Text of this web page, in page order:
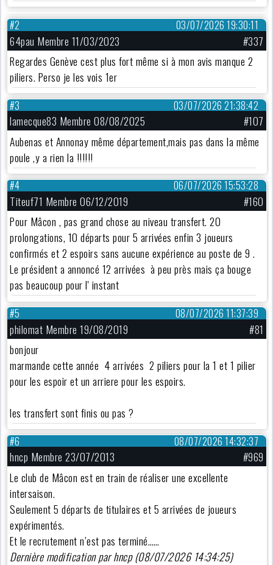
03/07/2026 19:30:11
#2
64pau Membre 11/03/2023
#337
Regardes Genève cest plus fort même si à mon avis manque 2
piliers. Perso je les vois 1er
03/07/2026 21:38:42
#3
lamecque83 Membre 08/08/2025
#107
Aubenas et Annonay même département,mais pas dans la même
poule ,y a rien la !!!!!!
06/07/2026 15:53:28
#4
Titeuf71 Membre 06/12/2019
#160
Pour Mâcon , pas grand chose au niveau transfert. 20
prolongations, 10 départs pour 5 arrivées enfin 3 joueurs
confirmés et 2 espoirs sans aucune expérience au poste de 9 .
Le président a annoncé 12 arrivées à peu près mais ça bouge
pas beaucoup pour l' instant
08/07/2026 11:37:39
#5
philomat Membre 19/08/2019
#81
bonjour
marmande cette année 4 arrivées 2 piliers pour la 1 et 1 pilier
pour les espoir et un arriere pour les espoirs.
les transfert sont finis ou pas ?
08/07/2026 14:32:37
#6
hncp Membre 23/07/2013
#969
Le club de Mâcon est en train de réaliser une excellente
intersaison.
Seulement 5 départs de titulaires et 5 arrivées de joueurs
expérimentés.
Et le recrutement n’est pas terminé……
Dernière modification par hncp (08/07/2026 14:34:25)